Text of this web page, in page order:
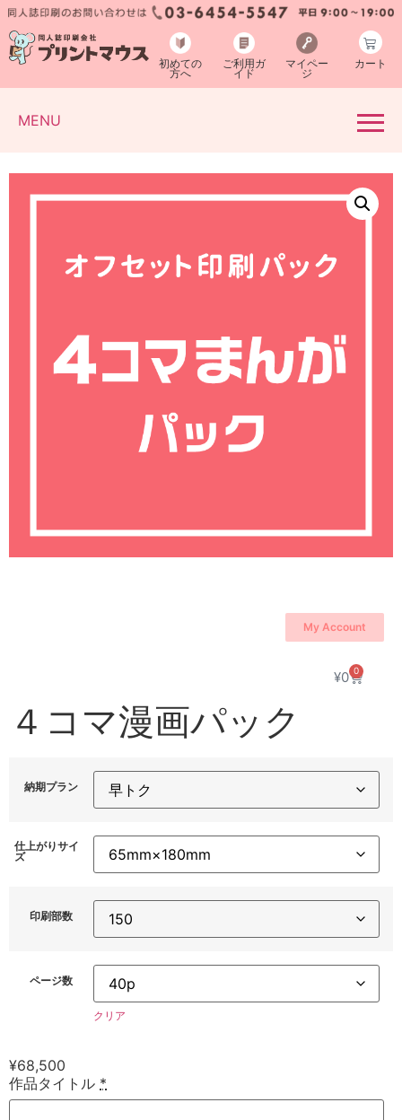
初めての
方へ
ご利用ガ
イド
マイペー
ジ
カート
MENU
My Account
¥0 0
４コマ漫画パック
納期プラン
仕上がりサイ
ズ
印刷部数
ページ数
クリア
¥68,500
作品タイトル *